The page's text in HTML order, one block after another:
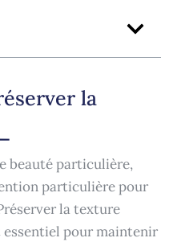
la
beauté particulière,
particulière pour
la texture
essentiel pour maintenir